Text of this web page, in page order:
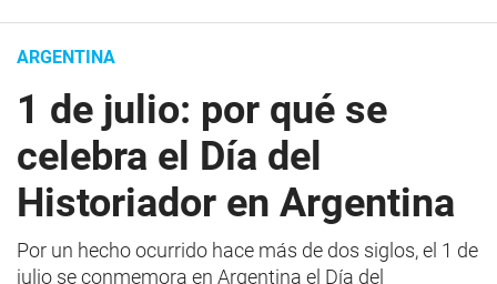
ARGENTINA
1 de julio: por qué se
celebra el Día del
Historiador en Argentina
Por un hecho ocurrido hace más de dos siglos, el 1 de
julio se conmemora en Argentina el Día del